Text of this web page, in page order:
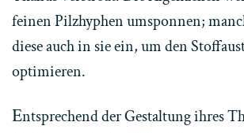
feinen Pilzhyphen umsponnen;
diese auch in sie ein, um den
optimieren.
Entsprechend der Gestaltung ihres